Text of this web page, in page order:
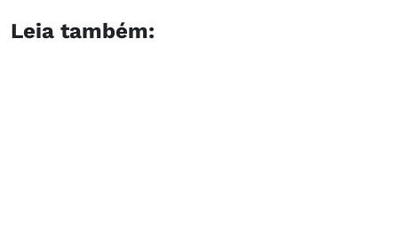
Leia também: